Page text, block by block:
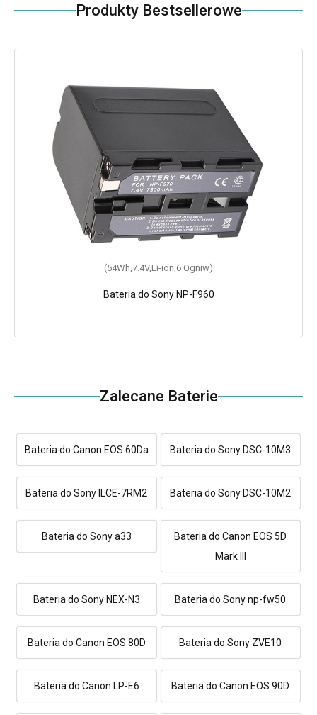
Produkty Bestsellerowe
(54Wh,7.4V,Li-ion,6 Ogniw)
Bateria do Sony NP-F960
Zalecane Baterie
Bateria do Canon EOS 60Da Bateria do Sony DSC-10M3
Bateria do Sony ILCE-7RM2 Bateria do Sony DSC-10M2
Bateria do Sony a33
Bateria do Canon EOS 5D
Mark III
Bateria do Sony NEX-N3 Bateria do Sony np-fw50
Bateria do Canon EOS 80D Bateria do Sony ZVE10
Bateria do Canon LP-E6 Bateria do Canon EOS 90D